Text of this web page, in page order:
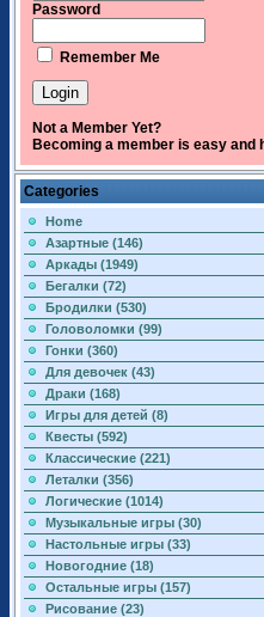
Password
Remember Me
Not a Member Yet?
Becoming a member is easy and
Categories
Home
Азартные (146)
Аркады (1949)
Бегалки (72)
Бродилки (530)
Головоломки (99)
Гонки (360)
Для девочек (43)
Драки (168)
Игры для детей (8)
Квесты (592)
Классические (221)
Леталки (356)
Логические (1014)
Музыкальные игры (30)
Настольные игры (33)
Новогодние (18)
Остальные игры (157)
Рисование (23)